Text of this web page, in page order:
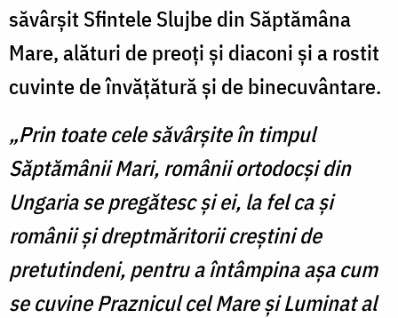
săvârșit Sfintele Slujbe din Săptămâna
Mare, alături de preoți și diaconi şi a rostit
cuvinte de învățătură și de binecuvântare.
„Prin toate cele săvârșite în timpul
Săptămânii Mari, românii ortodocși din
Ungaria se pregătesc și ei, la fel ca și
românii și dreptmăritorii creștini de
pretutindeni, pentru a întâmpina așa cum
se cuvine Praznicul cel Mare și Luminat al